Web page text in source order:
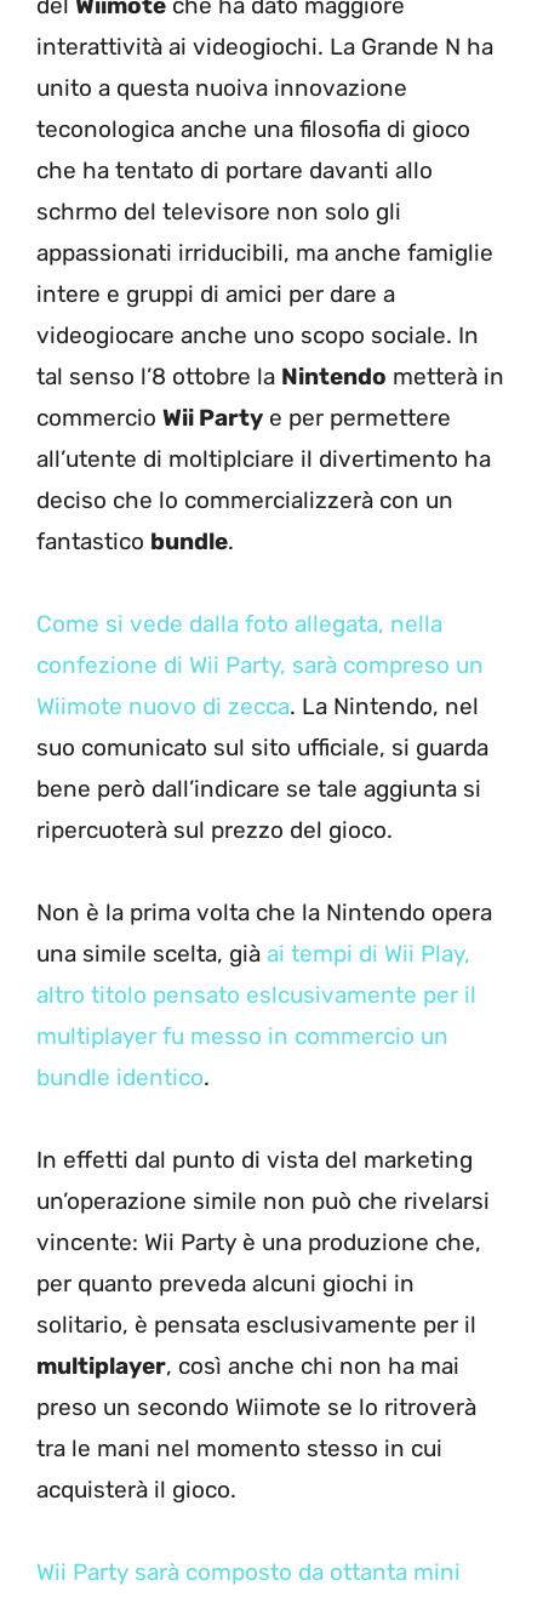
interattività ai videogiochi. La Grande N ha
unito a questa nuoiva innovazione
teconologica anche una filosofia di gioco
che ha tentato di portare davanti allo
schrmo del televisore non solo gli
appassionati irriducibili, ma anche famiglie
intere e gruppi di amici per dare a
videogiocare anche uno scopo sociale. In
tal senso l’8 ottobre la Nintendo metterà in
commercio Wii Party e per permettere
all’utente di moltiplciare il divertimento ha
deciso che lo commercializzerà con un
fantastico bundle.
Come si vede dalla foto allegata, nella
confezione di Wii Party, sarà compreso un
Wiimote nuovo di zecca. La Nintendo, nel
suo comunicato sul sito ufficiale, si guarda
bene però dall’indicare se tale aggiunta si
ripercuoterà sul prezzo del gioco.
Non è la prima volta che la Nintendo opera
una simile scelta, già ai tempi di Wii Play,
altro titolo pensato eslcusivamente per il
multiplayer fu messo in commercio un
bundle identico.
In effetti dal punto di vista del marketing
un’operazione simile non può che rivelarsi
vincente: Wii Party è una produzione che,
per quanto preveda alcuni giochi in
solitario, è pensata esclusivamente per il
multiplayer, così anche chi non ha mai
preso un secondo Wiimote se lo ritroverà
tra le mani nel momento stesso in cui
acquisterà il gioco.
Wii Party sarà composto da ottanta mini